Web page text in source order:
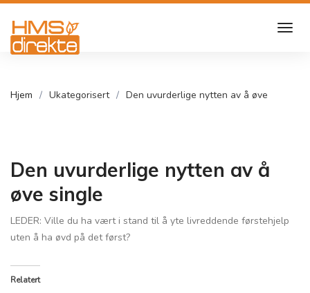
Hjem Ukategorisert Den uvurderlige nytten av å øve
Den uvurderlige nytten av å
øve single
LEDER: Ville du ha vært i stand til å yte livreddende førstehjelp
uten å ha øvd på det først?
Relatert